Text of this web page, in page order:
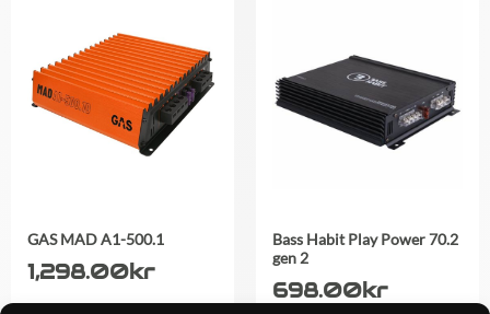
GAS MAD A1-500.1
1,298.00kr
Bass Habit Play Power 70.2
gen 2
698.00kr